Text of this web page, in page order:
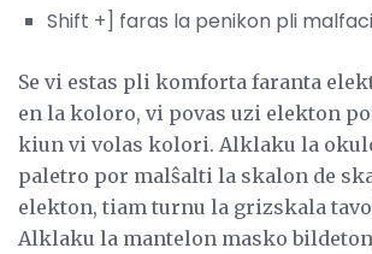
Shift +] faras la penikon pli
Se vi estas pli komforta faranta
en la koloro, vi povas uzi elekton
kiun vi volas kolori. Alklaku la
paletro por malŝalti la skalon de
elekton, tiam turnu la grizskala
Alklaku la mantelon masko